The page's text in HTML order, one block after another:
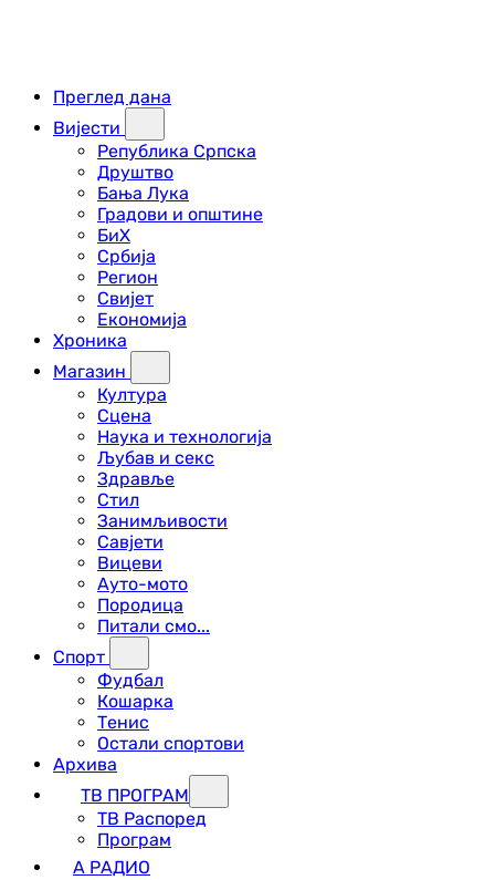
Преглед дана
Вијести
Република Српска
Друштво
Бања Лука
Градови и општине
БиХ
Србија
Регион
Свијет
Економија
Хроника
Магазин
Култура
Сцена
Наука и технологија
Љубав и секс
Здравље
Стил
Занимљивости
Савјети
Вицеви
Ауто-мото
Породица
Питали смо...
Спорт
Фудбал
Кошарка
Тенис
Остали спортови
Архива
ТВ ПРОГРАМ
ТВ Распоред
Програм
А РАДИО